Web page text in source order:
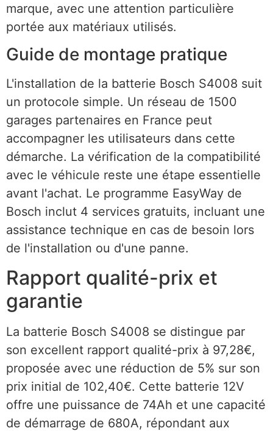
marque, avec une attention particulière
portée aux matériaux utilisés.
Guide de montage pratique
L'installation de la batterie Bosch S4008 suit
un protocole simple. Un réseau de 1500
garages partenaires en France peut
accompagner les utilisateurs dans cette
démarche. La vérification de la compatibilité
avec le véhicule reste une étape essentielle
avant l'achat. Le programme EasyWay de
Bosch inclut 4 services gratuits, incluant une
assistance technique en cas de besoin lors
de l'installation ou d'une panne.
Rapport qualité-prix et
garantie
La batterie Bosch S4008 se distingue par
son excellent rapport qualité-prix à 97,28€,
proposée avec une réduction de 5% sur son
prix initial de 102,40€. Cette batterie 12V
offre une puissance de 74Ah et une capacité
de démarrage de 680A, répondant aux